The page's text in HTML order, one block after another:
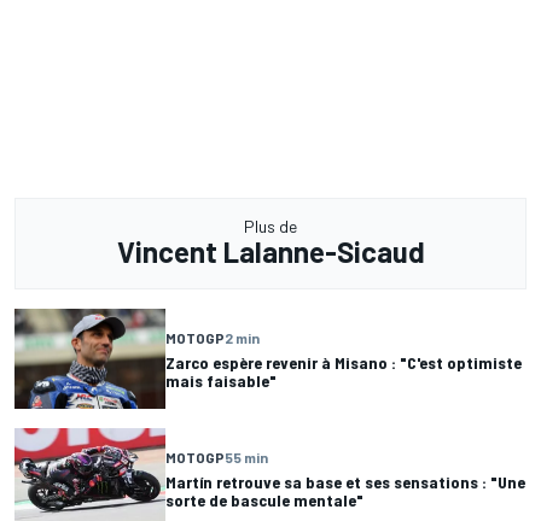
Plus de
Vincent Lalanne-Sicaud
MOTOGP2 min
Zarco espère revenir à Misano : "C'est optimiste
mais faisable"
MOTOGP55 min
Martín retrouve sa base et ses sensations : "Une
sorte de bascule mentale"